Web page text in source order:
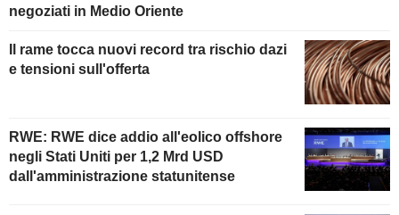
negoziati in Medio Oriente
Il rame tocca nuovi record tra rischio dazi
e tensioni sull'offerta
RWE: RWE dice addio all'eolico offshore
negli Stati Uniti per 1,2 Mrd USD
dall'amministrazione statunitense